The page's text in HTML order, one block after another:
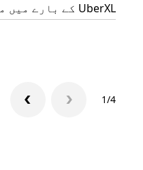
UberXL کے بارے میں مزید جانیں
1/4